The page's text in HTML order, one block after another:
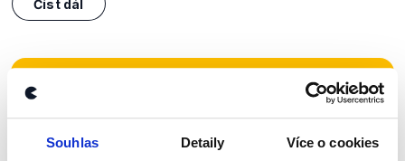
Souhlas Detaily Více o cookies
Číst dál
Zůstaňme v kontaktu
Přihlaste se k odběru našeho